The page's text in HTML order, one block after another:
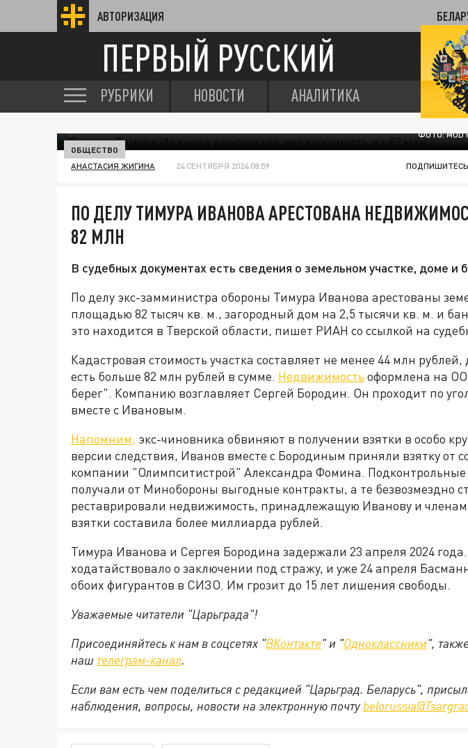
АВТОРИЗАЦИЯ
ПЕРВЫЙ РУССКИЙ
РУБРИКИ НОВОСТИ АНАЛИТИКА
ФОТО: MOD
ОБЩЕСТВО
АНАСТАСИЯ ЖИГИНА 24 СЕНТЯБРЯ 2024 08:59
ПО ДЕЛУ ТИМУРА ИВАНОВА АРЕСТОВАНА
82 МЛН
В судебных документах есть сведения о земельном участке, доме и
По делу экс-замминистра обороны Тимура Иванова арестованы
площадью 82 тысяч кв. м., загородный дом на 2,5 тысячи кв. м. и
это находится в Тверской области, пишет РИАН со ссылкой на
Кадастровая стоимость участка составляет не менее 44 млн
есть больше 82 млн рублей в сумме. Недвижимость оформлена на
берег". Компанию возглавляет Сергей Бородин. Он проходит по
вместе с Ивановым.
Напомним, экс-чиновника обвиняют в получении взятки в особо
версии следствия, Иванов вместе с Бородиным приняли взятку от
компании "Олимпситистрой" Александра Фомина.
получали от Минобороны выгодные контракты, а те безвозмездно
реставрировали недвижимость, принадлежащую Иванову и членам
взятки составила более миллиарда рублей.
Тимура Иванова и Сергея Бородина задержали 23 апреля 2024
ходатайствовало о заключении под стражу, и уже 24 апреля
обоих фигурантов в СИЗО. Им грозит до 15 лет лишения свободы.
Уважаемые читатели "Царьграда"!
Присоединяйтесь к нам в соцсетях "ВКонтакте" и "Одноклассники",
наш телеграм-канал.
Если вам есть чем поделиться с редакцией "Царьград. Беларусь",
наблюдения, вопросы, новости на электронную почту